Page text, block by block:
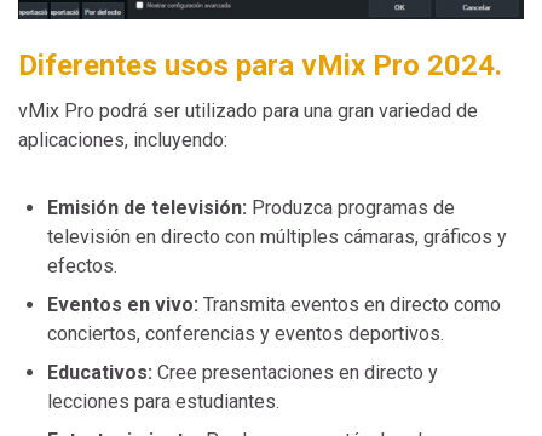
Diferentes usos para vMix Pro 2024.
vMix Pro podrá ser utilizado para una gran variedad de
aplicaciones, incluyendo:
Emisión de televisión: Produzca programas de
televisión en directo con múltiples cámaras, gráficos y
efectos.
Eventos en vivo: Transmita eventos en directo como
conciertos, conferencias y eventos deportivos.
Educativos: Cree presentaciones en directo y
lecciones para estudiantes.